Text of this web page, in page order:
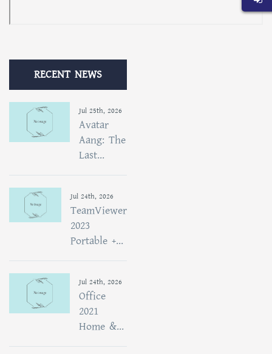
RECENT NEWS
Jul 25th, 2026
Avatar
Aang: The
Last...
Jul 24th, 2026
TeamViewer
2023
Portable +...
Jul 24th, 2026
Office
2021
Home &...